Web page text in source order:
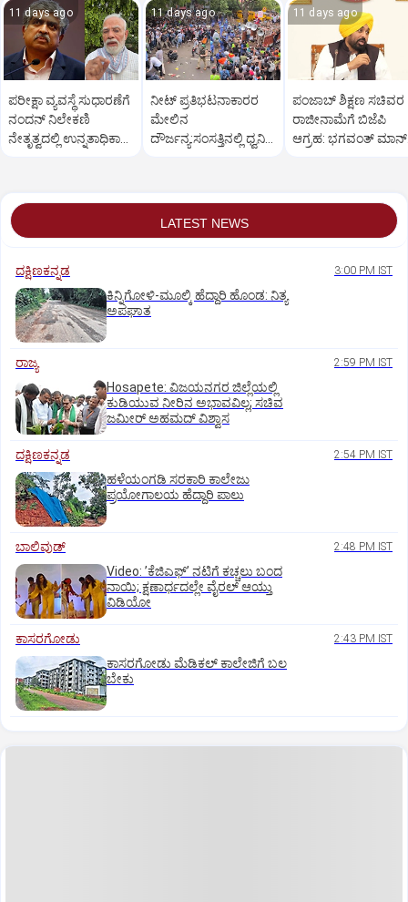
11 days ago
ಪರೀಕ್ಷಾ ವ್ಯವಸ್ಥೆ ಸುಧಾರಣೆಗೆ
ನಂದನ್ ನಿಲೇಕಣಿ
ನೇತೃತ್ವದಲ್ಲಿ ಉನ್ನತಾಧಿಕಾರ
11 days ago
ನೀಟ್ ಪ್ರತಿಭಟನಾಕಾರರ
ಮೇಲಿನ
ದೌರ್ಜನ್ಯ:ಸಂಸತ್ತಿನಲ್ಲಿ ಧ್ವನಿ
11 days ago
ಪಂಜಾಬ್ ಶಿಕ್ಷಣ ಸಚಿವರ
ರಾಜೀನಾಮೆಗೆ ಬಿಜೆಪಿ
ಆಗ್ರಹ: ಭಗವಂತ್ ಮಾನ್
LATEST NEWS
ದಕ್ಷಿಣಕನ್ನಡ 3:00 PM IST
ಕಿನ್ನಿಗೋಳಿ-ಮೂಲ್ಕಿ ಹೆದ್ದಾರಿ ಹೊಂಡ: ನಿತ್ಯ
ಅಪಘಾತ
ರಾಜ್ಯ 2:59 PM IST
Hosapete: ವಿಜಯನಗರ ಜಿಲ್ಲೆಯಲ್ಲಿ
ಕುಡಿಯುವ ನೀರಿನ ಅಭಾವವಿಲ್ಲ; ಸಚಿವ
ಜಮೀರ್ ಅಹಮದ್ ವಿಶ್ವಾಸ
ದಕ್ಷಿಣಕನ್ನಡ 2:54 PM IST
ಹಳೆಯಂಗಡಿ ಸರಕಾರಿ ಕಾಲೇಜು
ಪ್ರಯೋಗಾಲಯ ಹೆದ್ದಾರಿ ಪಾಲು
ಬಾಲಿವುಡ್‌ 2:48 PM IST
Video: ʼಕೆಜಿಎಫ್‌ʼ ನಟಿಗೆ ಕಚ್ಚಲು ಬಂದ
ನಾಯಿ; ಕ್ಷಣಾರ್ಧದಲ್ಲೇ ವೈರಲ್‌ ಆಯ್ತು
ವಿಡಿಯೋ
ಕಾಸರಗೋಡು 2:43 PM IST
ಕಾಸರಗೋಡು ಮೆಡಿಕಲ್‌ ಕಾಲೇಜಿಗೆ ಬಲ
ಬೇಕು